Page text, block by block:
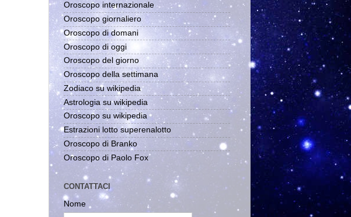
Oroscopo internazionale
Oroscopo giornaliero
Oroscopo di domani
Oroscopo di oggi
Oroscopo del giorno
Oroscopo della settimana
Zodiaco su wikipedia
Astrologia su wikipedia
Oroscopo su wikipedia
Estrazioni lotto superenalotto
Oroscopo di Branko
Oroscopo di Paolo Fox
CONTATTACI
Nome